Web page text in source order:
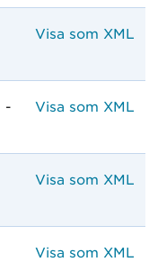
Visa som XML
-
Visa som XML
Visa som XML
Visa som XML